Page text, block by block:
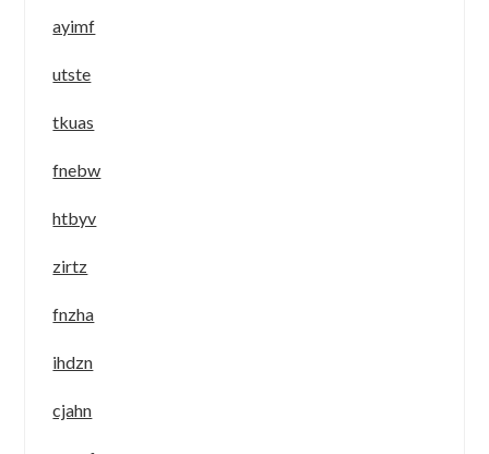
ayimf
utste
tkuas
fnebw
htbyv
zirtz
fnzha
ihdzn
cjahn